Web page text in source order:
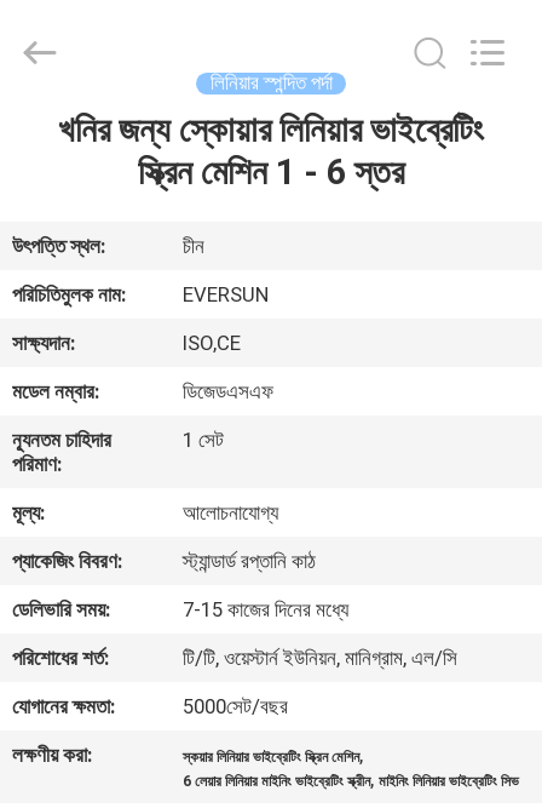
VR
প্রদর্শন
আমাদের
সম্পর্কে
কারখানা
ভ্রমণ
মান
নিয়ন্ত্রণ
যোগাযোগ
লিনিয়ার স্পন্দিত পর্দা
খনির জন্য স্কোয়ার লিনিয়ার ভাইব্রেটিং
স্ক্রিন মেশিন 1 - 6 স্তর
উৎপত্তি স্থল:
চীন
পরিচিতিমুলক নাম:
EVERSUN
সাক্ষ্যদান:
ISO,CE
মডেল নম্বার:
ডিজেডএসএফ
ন্যূনতম চাহিদার
পরিমাণ:
1 সেট
মূল্য:
আলোচনাযোগ্য
প্যাকেজিং বিবরণ:
স্ট্যান্ডার্ড রপ্তানি কাঠ
ডেলিভারি সময়:
7-15 কাজের দিনের মধ্যে
পরিশোধের শর্ত:
টি/টি, ওয়েস্টার্ন ইউনিয়ন, মানিগ্রাম, এল/সি
যোগানের ক্ষমতা:
5000সেট/বছর
লক্ষণীয় করা:
স্কয়ার লিনিয়ার ভাইব্রেটিং স্ক্রিন মেশিন,
6 লেয়ার লিনিয়ার মাইনিং ভাইব্রেটিং স্ক্রীন,মাইনিং লিনিয়ার ভাইব্রেটিং সিভ